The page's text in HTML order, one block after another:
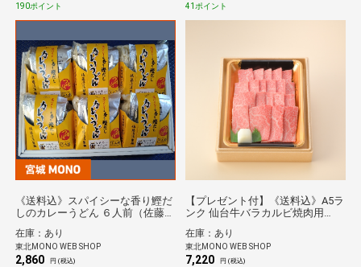
190ポイント 41ポイント
《送料込》スパイシーな香り鰹だ
しのカレーうどん ６人前（佐藤清
在庫：あり
東北MONO WEB SHOP
2,860 円 (税込)
【プレゼント付】《送料込》A5ラ
ンク 仙台牛バラカルビ焼肉用
ント（栄和）
在庫：あり
東北MONO WEB SHOP
7,220 円 (税込)